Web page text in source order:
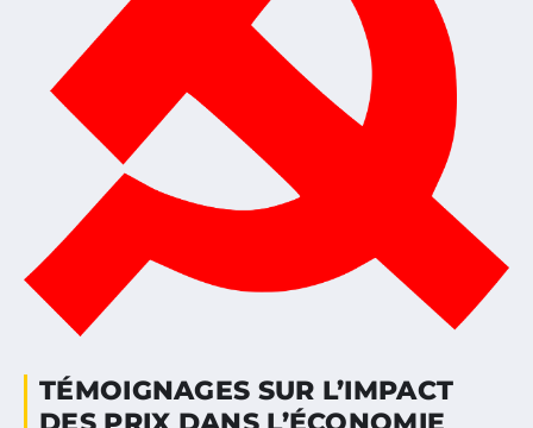
TÉMOIGNAGES SUR L’IMPACT